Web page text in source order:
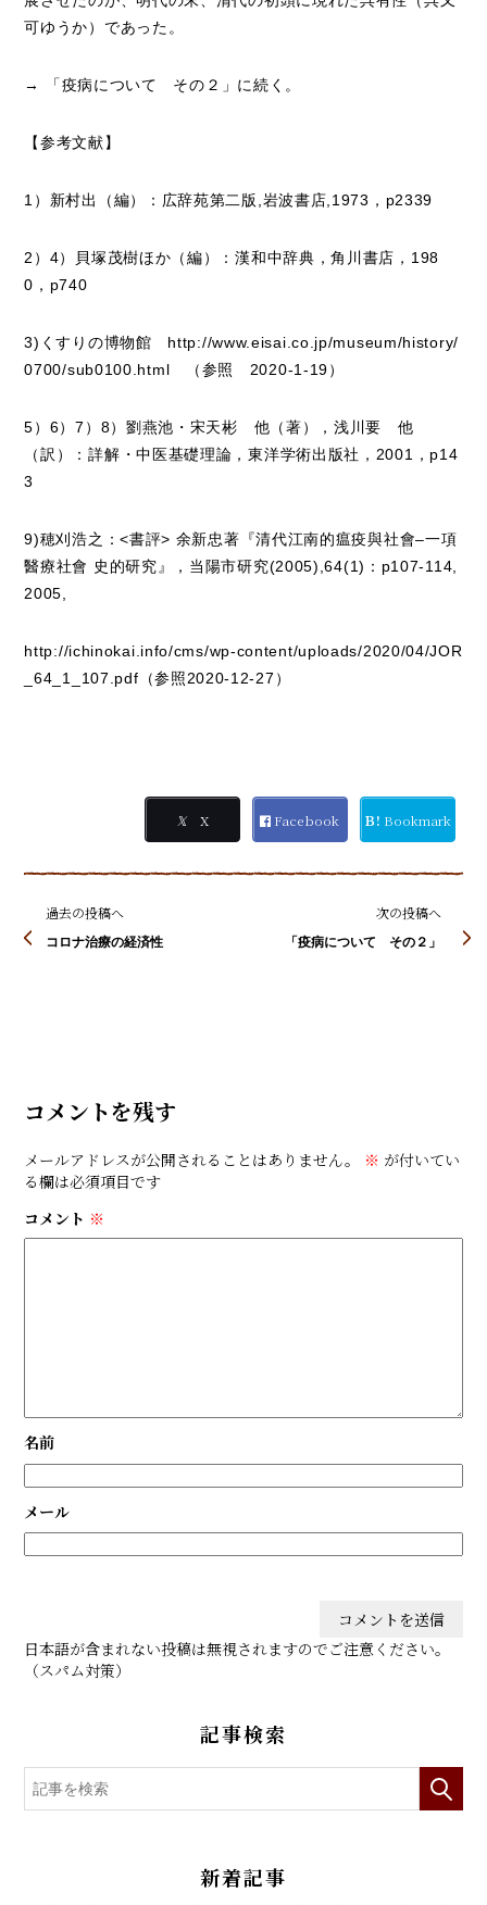
可ゆうか）であった。
→ 「疫病について その２ 」に続く。
【参考文献】
1）新村出（編）：広辞苑第二版,岩波書店,1973，p2339
2）4）貝塚茂樹ほか（編）：漢和中辞典，角川書店，198
0，p740
3)くすりの博物館 http://www.eisai.co.jp/museum/history/
0700/sub0100.html （参照 2020-1-19）
5）6）7）8）劉燕池・宋天彬 他（著），浅川要 他
（訳）：詳解・中医基礎理論，東洋学術出版社，2001，p14
3
9)穂刈浩之：<書評> 余新忠著『清代江南的瘟疫與社會–一項
醫療社會 史的研究』，当陽市研究(2005),64(1)：p107-114,
2005,
http://ichinokai.info/cms/wp-content/uploads/2020/04/JOR
_64_1_107.pdf （参照2020-12-27）
𝕏 X Facebook Ｂ! Bookmark
過去の投稿へ
コロナ治療の経済性
次の投稿へ
「疫病について その２」
コメントを残す
メールアドレスが公開されることはありません。 ※ が付いてい
る欄は必須項目です
コメント ※
名前
メール
日本語が含まれない投稿は無視されますのでご注意ください。
（スパム対策）
記事検索
新着記事